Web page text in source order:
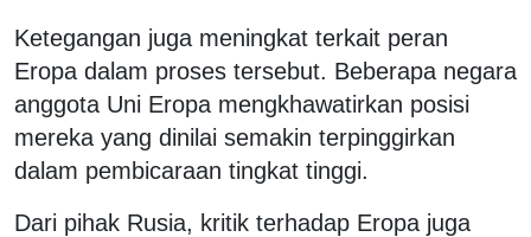
Ketegangan juga meningkat terkait peran
Eropa dalam proses tersebut. Beberapa negara
anggota Uni Eropa mengkhawatirkan posisi
mereka yang dinilai semakin terpinggirkan
dalam pembicaraan tingkat tinggi.
Dari pihak Rusia, kritik terhadap Eropa juga